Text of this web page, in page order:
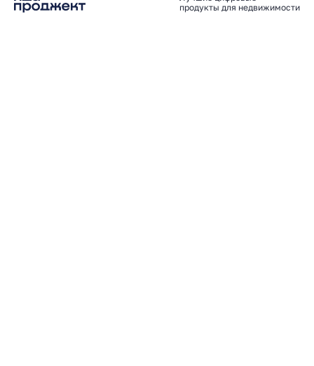
продукты для недвижимости